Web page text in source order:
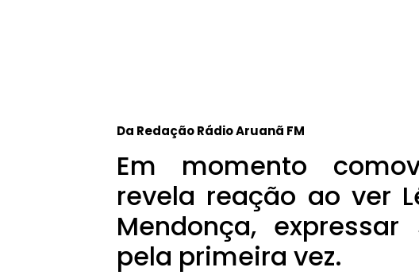
Da Redação Rádio Aruanã FM
Em momento
revela reação ao ver
Mendonça,
pela primeira vez.